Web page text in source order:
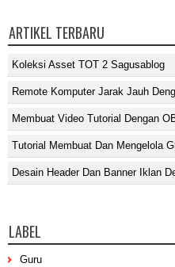
ARTIKEL TERBARU
Koleksi Asset TOT 2 Sagusablog
Remote Komputer Jarak Jauh
Membuat Video Tutorial Dengan
Tutorial Membuat Dan Mengelola
Desain Header Dan Banner Iklan
LABEL
Guru